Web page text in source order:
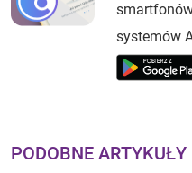
systemów
PODOBNE ARTYKUŁY